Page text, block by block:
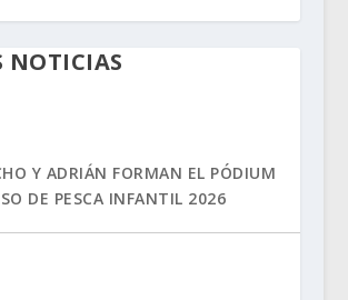
NOTICIAS
Y ADRIÁN FORMAN EL PÓDIUM
DE PESCA INFANTIL 2026